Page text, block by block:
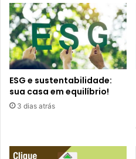
ESG e sustentabilidade:
sua casa em equilíbrio!
3 dias atrás